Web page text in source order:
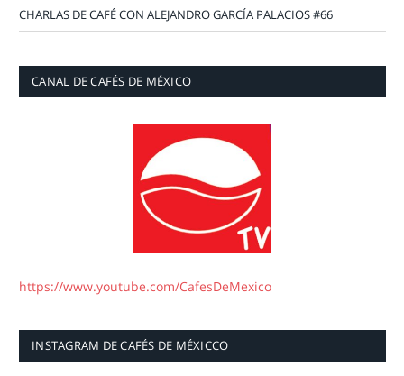
CHARLAS DE CAFÉ CON ALEJANDRO GARCÍA PALACIOS #66
CANAL DE CAFÉS DE MÉXICO
https://www.youtube.com/CafesDeMexico
INSTAGRAM DE CAFÉS DE MÉXICCO